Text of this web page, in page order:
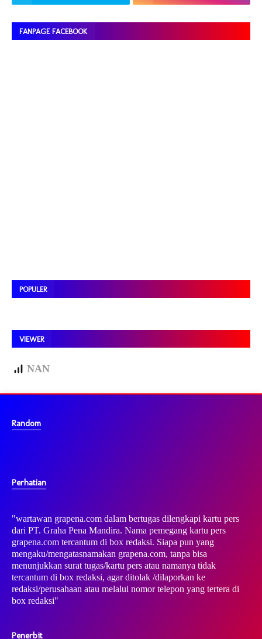
FANPAGE FACEBOOK
POPULER
VIEWER
NAN
Random
Perhatian
"wartawan grapena.com dalam bertugas dilengkapi kartu pers
dari PT. Graha Pena Mandira. Nama pemegang kartu pers
grapena.com tercantum di box redaksi. Siapa pun yang
mengaku/mengatasnamakan grapena.com, tanpa bisa
menunjukkan surat tugas/kartu pers atau namanya tidak
tercantum di box redaksi, agar ditolak /dilaporkan ke
redaksi/perusahaan atau melalui nomor telepon yang tertera di
box redaksi"
Penerbit